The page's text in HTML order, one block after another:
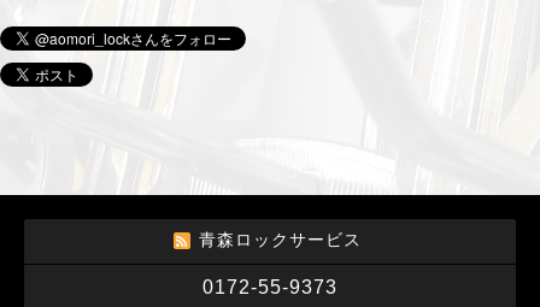
青森ロックサービス
0172-55-9373